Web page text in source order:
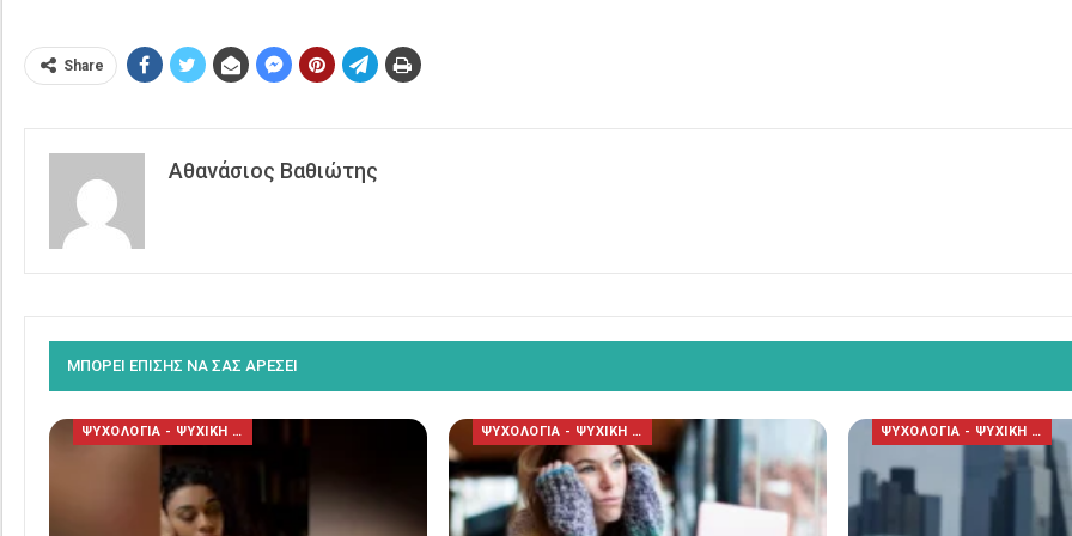
Share
Αθανάσιος Βαθιώτης
ΜΠΟΡΕΙ ΕΠΙΣΗΣ ΝΑ ΣΑΣ ΑΡΕΣΕΙ
ΨΥΧΟΛΟΓΙΑ - ΨΥΧΙΚΗ ΥΓΕΙΑ ΨΥΧΟΛΟΓΙΑ - ΨΥΧΙΚΗ ΥΓΕΙΑ ΨΥΧΟΛΟΓΙΑ - ΨΥΧΙΚΗ ΥΓΕΙΑ